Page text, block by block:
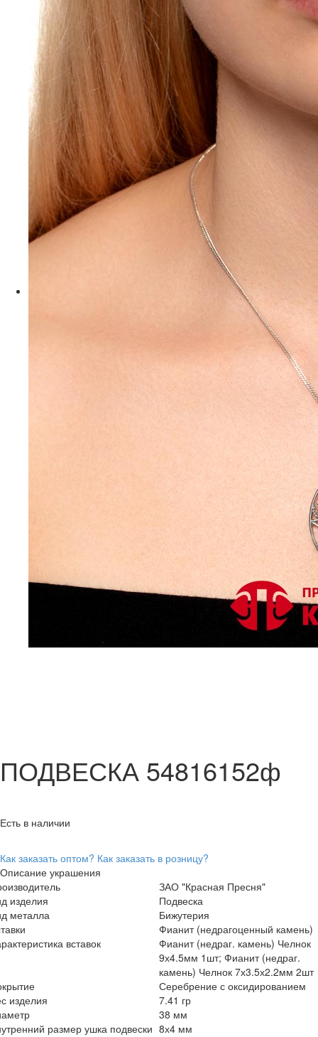
ПОДВЕСКА 54816152ф
Есть в наличии
Как заказать оптом? Как заказать в розницу?
Описание украшения
ЗАО "Красная Пресня"
изделия
Подвеска
металла
Бижутерия
Фианит (недрагоценный камень)
вставок
Фианит (недраг. камень) Челнок
9х4.5мм 1шт; Фианит (недраг.
камень) Челнок 7х3.5х2.2мм 2шт
Серебрение с оксидированием
изделия
7.41 гр
38 мм
размер ушка подвески 8х4 мм